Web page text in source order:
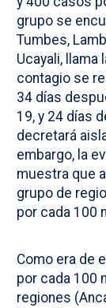
grupo se
Tumbes,
Ucayali, llama
contagio se
34 días
19, y 24 días
decretará
embargo, la
muestra que
grupo de
por cada 100
Como era de
por cada 100
regiones